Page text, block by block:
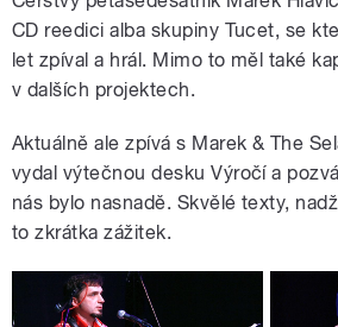
CD reedici alba skupiny Tucet, se
let zpíval a hrál. Mimo to měl také
v dalších projektech.
Aktuálně ale zpívá s Marek & The
vydal výtečnou desku Výročí a
nás bylo nasnadě. Skvělé texty,
to zkrátka zážitek.